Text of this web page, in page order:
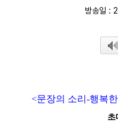
방송일 :
<문장의 소리-행복
초